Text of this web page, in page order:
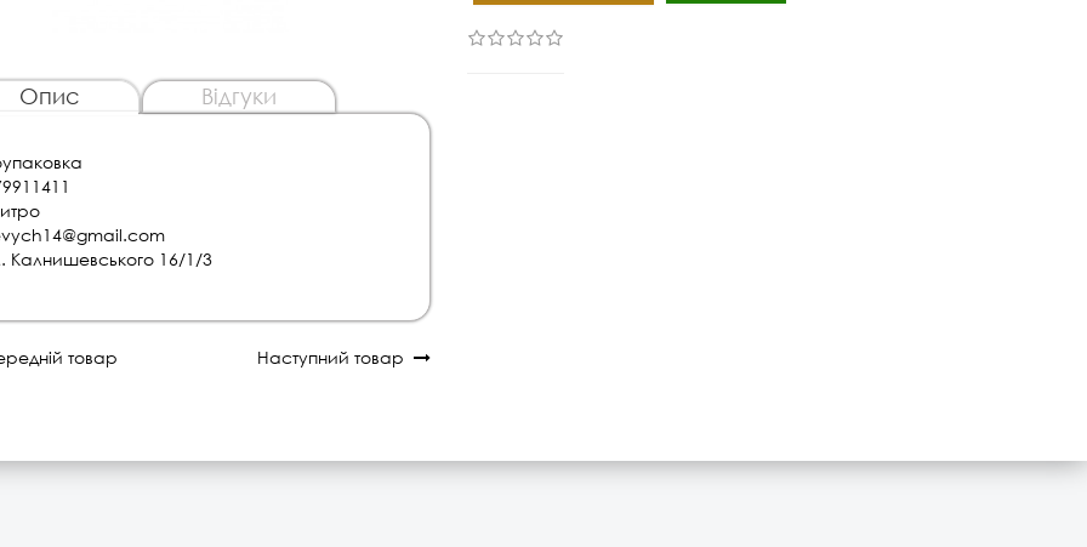
Опис Відгуки
Калнишевського 16/1/3
товар Наступний товар